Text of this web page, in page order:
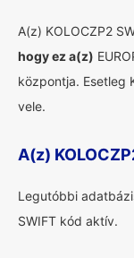
A(z) KOLOCZP2
hogy ez a(z)
központja. Esetleg
vele.
A(z)
Legutóbbi
SWIFT kód aktív.